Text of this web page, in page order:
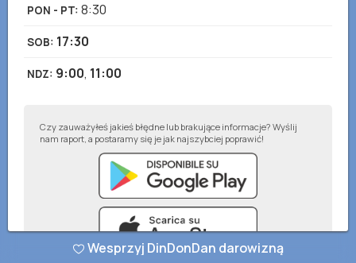
PON - PT: 8:30
SOB: 17:30
NDZ: 9:00, 11:00
Czy zauważyłeś jakieś błędne lub brakujące informacje? Wyślij
nam raport, a postaramy się je jak najszybciej poprawić!
Wesprzyj DinDonDan darowizną